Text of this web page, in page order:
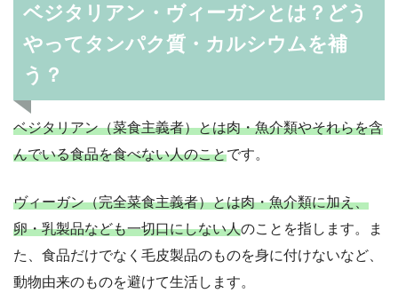
ベジタリアン・ヴィーガンとは？どう
やってタンパク質・カルシウムを補
う？
ベジタリアン（菜食主義者）とは肉・魚介類やそれらを含
んでいる食品を食べない人のことです。
ヴィーガン（完全菜食主義者）とは肉・魚介類に加え、
卵・乳製品なども一切口にしない人のことを指します。ま
た、食品だけでなく毛皮製品のものを身に付けないなど、
動物由来のものを避けて生活します。